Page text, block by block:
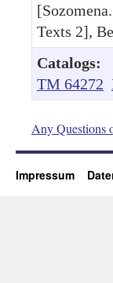
Texts 2],
Catalogs:
TM 64272
Any Questions
Impressum